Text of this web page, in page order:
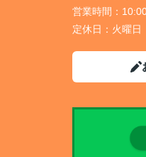
営業時間：
定休日： 火曜日